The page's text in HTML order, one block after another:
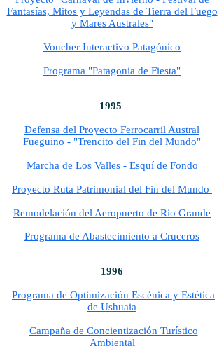
Fantasías, Mitos y Leyendas de Tierra del Fuego
y Mares Australes"
Voucher Interactivo Patagónico
Programa "Patagonia de Fiesta"
1995
Defensa del Proyecto Ferrocarril Austral
Fueguino - "Trencito del Fin del Mundo"
Marcha de Los Valles - Esquí de Fondo
Proyecto Ruta Patrimonial del Fin del Mundo
Remodelación del Aeropuerto de Rio Grande
Programa de Abastecimiento a Cruceros
1996
Programa de Optimización Escénica y Estética
de Ushuaia
Campaña de Concientización Turístico
Ambiental